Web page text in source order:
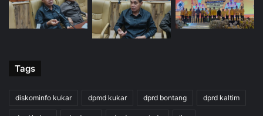
Tags
diskominfo kukar dpmd kukar dprd bontang dprd kaltim